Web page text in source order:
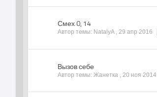
Смех 0, 14
Автор темы: NatalyA ,29 апр 2016
Вызов себе
Автор темы: Жанетка ,20 ноя 2014